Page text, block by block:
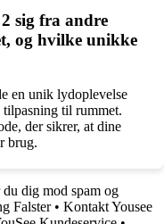
sig fra andre
og hvilke unikke
en unik lydoplevelse
til rummet.
der sikrer, at dine
brug.
du dig mod spam og
Falster• Kontakt Yousee